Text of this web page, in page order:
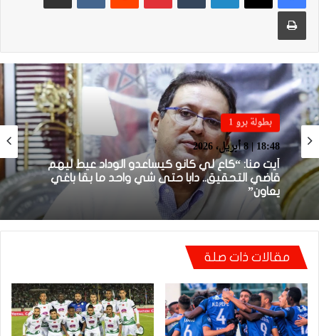
طباعة
بطولة برو 1
18:48 | 8 أبريل، 2026
أيت منا: “كاع لي كانو كيساعدو الوداد عيط ليهم
قاضي التحقيق.. دابا حتى شي واحد ما بقا باغي
بطولة برو 1
22:23 | 6 أبريل، 2026
توالي النتائج السلبية يلاحق الوداد الرياضي بعد
تعادل جديد أمام الدفاع الحسني الجديدي
مقالات ذات صلة